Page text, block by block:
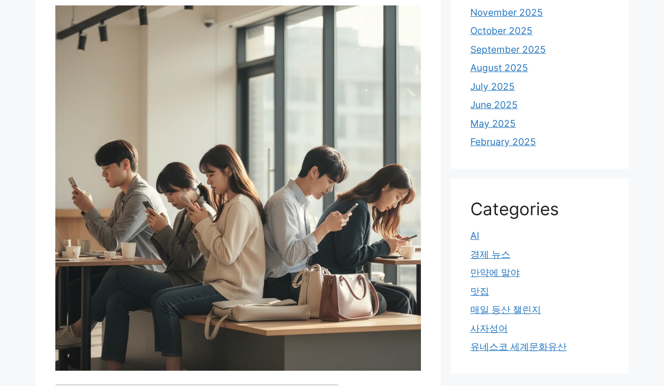
November 2025
October 2025
September 2025
August 2025
July 2025
June 2025
May 2025
February 2025
Categories
AI
경제 뉴스
만약에 말야
맛집
매일 등산 챌린지
사자성어
유네스코 세계문화유산